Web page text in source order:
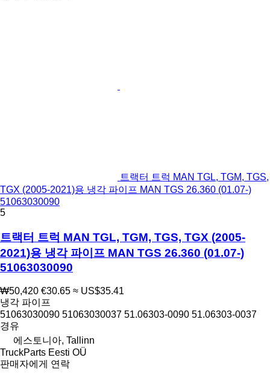
트랙터 트럭 MAN TGL, TGM, TGS,
TGX (2005-2021)용 냉각 파이프 MAN TGS 26.360 (01.07-)
51063030090
5
트랙터 트럭 MAN TGL, TGM, TGS, TGX (2005-
2021)용 냉각 파이프 MAN TGS 26.360 (01.07-)
51063030090
₩50,420 €30.65 ≈ US$35.41
냉각 파이프
51063030090 51063030037 51.06303-0090 51.06303-0037
경유
에스토니아, Tallinn
TruckParts Eesti OÜ
판매자에게 연락